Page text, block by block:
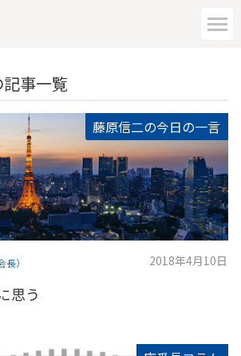
事一覧
藤原信二の今日の一言
） 2018年4月10日
思う